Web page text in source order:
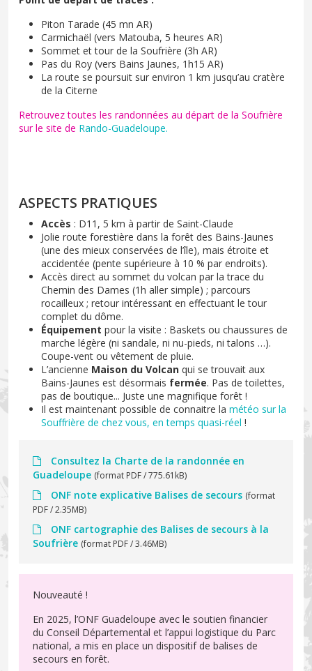
Piton Tarade (45 mn AR)
Carmichaël (vers Matouba, 5 heures AR)
Sommet et tour de la Soufrière (3h AR)
Pas du Roy (vers Bains Jaunes, 1h15 AR)
La route se poursuit sur environ 1 km jusqu’au cratère
de la Citerne
Retrouvez toutes les randonnées au départ de la Soufrière
sur le site de Rando-Guadeloupe.
ASPECTS PRATIQUES
Accès : D11, 5 km à partir de Saint-Claude
Jolie route forestière dans la forêt des Bains-Jaunes
(une des mieux conservées de l’île), mais étroite et
accidentée (pente supérieure à 10 % par endroits).
Accès direct au sommet du volcan par la trace du
Chemin des Dames (1h aller simple) ; parcours
rocailleux ; retour intéressant en effectuant le tour
complet du dôme.
Équipement pour la visite : Baskets ou chaussures de
marche légère (ni sandale, ni nu-pieds, ni talons …).
Coupe-vent ou vêtement de pluie.
L’ancienne Maison du Volcan qui se trouvait aux
Bains-Jaunes est désormais fermée. Pas de toilettes,
pas de boutique... Juste une magnifique forêt !
Il est maintenant possible de connaitre la météo sur la
Souffrière de chez vous, en temps quasi-réel !
Consultez la Charte de la randonnée en
Guadeloupe (format PDF / 775.61kB)
ONF note explicative Balises de secours (format
PDF / 2.35MB)
ONF cartographie des Balises de secours à la
Soufrière (format PDF / 3.46MB)
Nouveauté !
En 2025, l’ONF Guadeloupe avec le soutien financier
du Conseil Départemental et l’appui logistique du Parc
national, a mis en place un dispositif de balises de
secours en forêt.